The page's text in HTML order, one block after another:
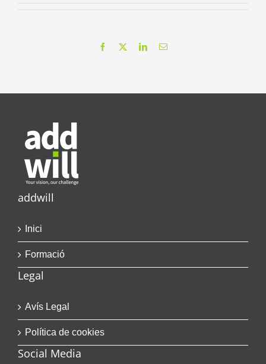
Facebook LinkedInEmail
addwill
Inici
Formació
Legal
Avís Legal
Política de cookies
Social Media